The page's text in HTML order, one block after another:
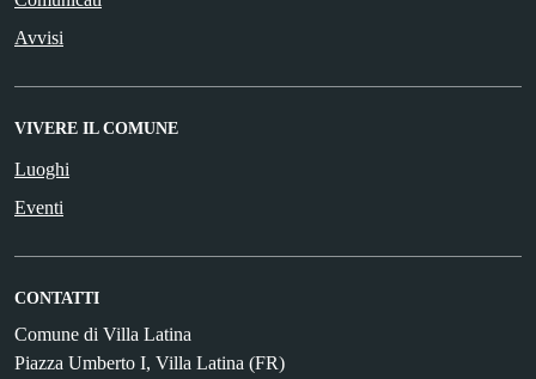
Avvisi
VIVERE IL COMUNE
Luoghi
Eventi
CONTATTI
Comune di Villa Latina
Piazza Umberto I, Villa Latina (FR)